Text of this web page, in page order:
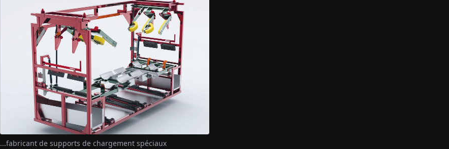
...fabricant de supports de chargement spéciaux